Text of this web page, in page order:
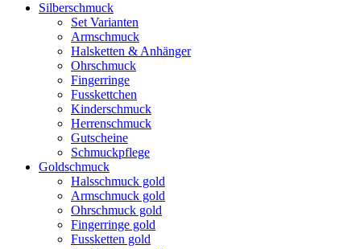
Silberschmuck
Set Varianten
Armschmuck
Halsketten & Anhänger
Ohrschmuck
Fingerringe
Fusskettchen
Kinderschmuck
Herrenschmuck
Gutscheine
Schmuckpflege
Goldschmuck
Halsschmuck gold
Armschmuck gold
Ohrschmuck gold
Fingerringe gold
Fussketten gold